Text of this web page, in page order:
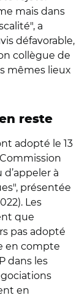
mais dans
a
défavorable,
collègue de
mêmes lieux
reste
adopté le 13
à
présentée
Les
que
pas adopté
en compte
dans les
en